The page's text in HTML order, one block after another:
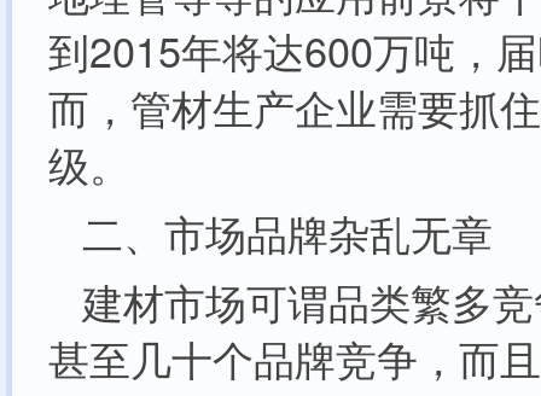
到2015年将达600万吨，
而，管材生产企业需要抓
级。
二、市场品牌杂乱无章
建材市场可谓品类繁多
甚至几十个品牌竞争，而